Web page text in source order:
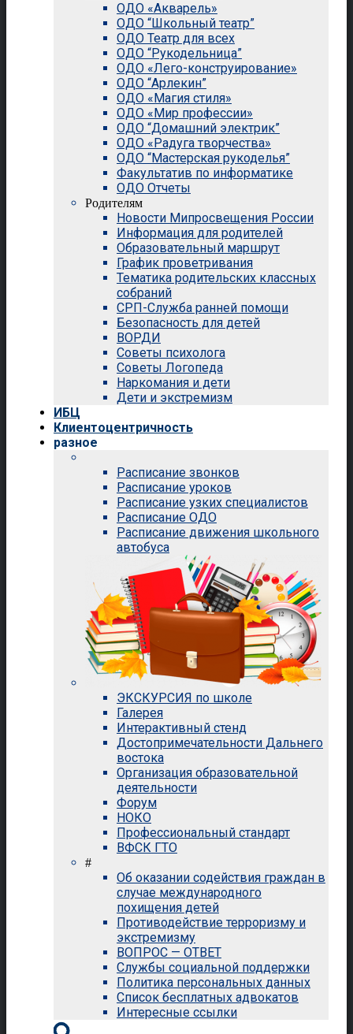
ОДО «Акварель»
ОДО “Школьный театр”
ОДО Театр для всех
ОДО “Рукодельница”
ОДО «Лего-конструирование»
ОДО “Арлекин”
ОДО «Магия стиля»
ОДО «Мир профессии»
ОДО “Домашний электрик”
ОДО «Радуга творчества»
ОДО “Мастерская рукоделья”
Факультатив по информатике
ОДО Отчеты
Родителям
Новости Мипросвещения России
Информация для родителей
Образовательный маршрут
График проветривания
Тематика родительских классных
собраний
СРП-Служба ранней помощи
Безопасность для детей
ВОРДИ
Советы психолога
Советы Логопеда
Наркомания и дети
Дети и экстремизм
ИБЦ
Клиентоцентричность
разное
Расписание звонков
Расписание уроков
Расписание узких специалистов
Расписание ОДО
Расписание движения школьного
автобуса
ЭКСКУРСИЯ по школе
Галерея
Интерактивный стенд
Достопримечательности Дальнего
востока
Организация образовательной
деятельности
Форум
НОКО
Профессиональный стандарт
ВФСК ГТО
#
Об оказании содействия граждан в
случае международного
похищения детей
Противодействие терроризму и
экстремизму
ВОПРОС — ОТВЕТ
Службы социальной поддержки
Политика персональных данных
Список бесплатных адвокатов
Интересные ссылки